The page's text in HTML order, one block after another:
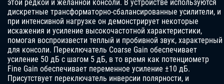
этой редкой и желанной консоли. В устройстве используются
дискретные трансформаторно-сбалансированные усилители, и
при интенсивной нагрузке он демонстрирует некоторые
искажения и усиление высокочастотной характеристики,
помогая воспроизвести теплый и пробивной звук, характерный
для консоли. Переключатель Coarse Gain обеспечивает
усиление 50 дБ с шагом 5 дБ, в то время как потенциометр
Fine Gain обеспечивает переменное усиление ±10 дБ.
Присутствует переключатель инверсии полярности, и